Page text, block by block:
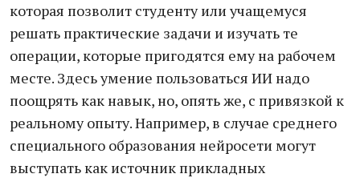
которая позволит студенту или учащемуся
решать практические задачи и изучать те
операции, которые пригодятся ему на рабочем
месте. Здесь умение пользоваться ИИ надо
поощрять как навык, но, опять же, с привязкой к
реальному опыту. Например, в случае среднего
специального образования нейросети могут
выступать как источник прикладных